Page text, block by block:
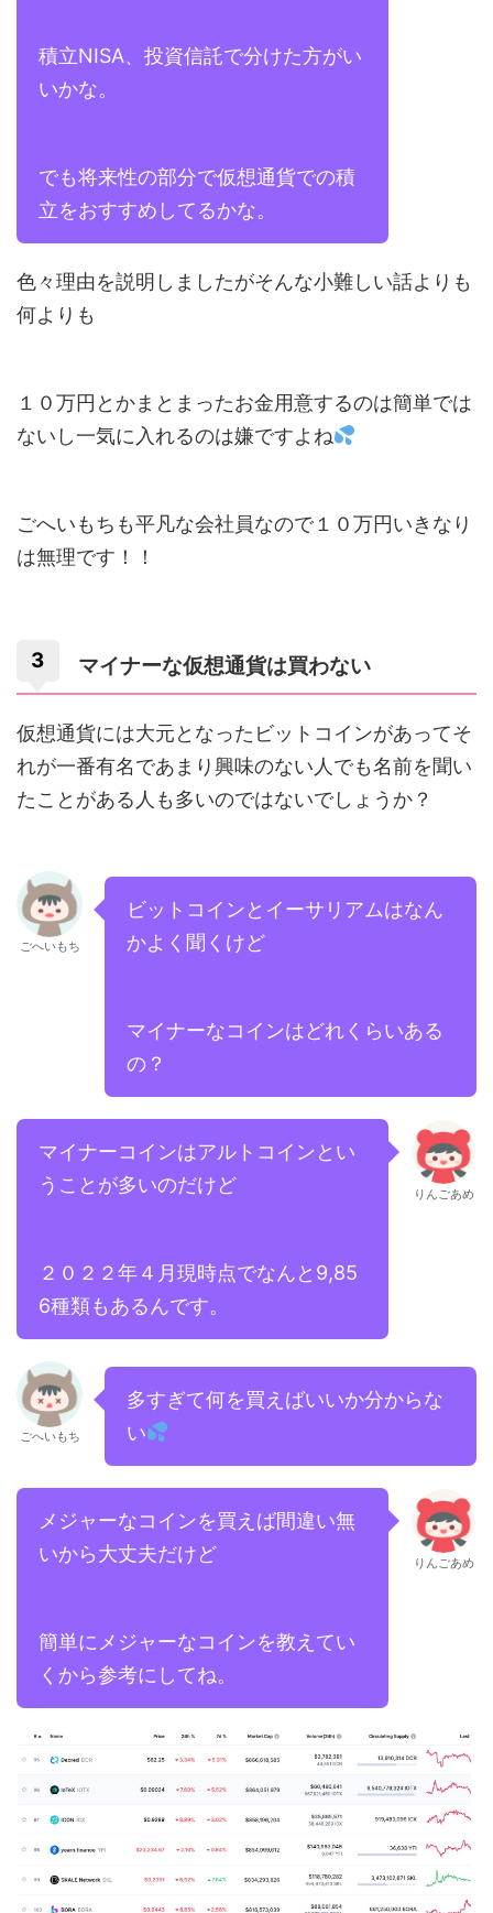
積立NISA、投資信託で分けた方がい
いかな。
でも将来性の部分で仮想通貨での積
立をおすすめしてるかな。
色々理由を説明しましたがそんな小難しい話よりも
何よりも
１０万円とかまとまったお金用意するのは簡単では
ないし一気に入れるのは嫌ですよね
ごへいもちも平凡な会社員なので１０万円いきなり
は無理です！！
マイナーな仮想通貨は買わない
仮想通貨には大元となったビットコインがあってそ
れが一番有名であまり興味のない人でも名前を聞い
たことがある人も多いのではないでしょうか？
ごへいもち
ビットコインとイーサリアムはなん
かよく聞くけど
マイナーなコインはどれくらいある
の？
マイナーコインはアルトコインとい
うことが多いのだけど
２０２２年４月現時点でなんと9,85
6種類もあるんです。
りんごあめ
ごへいもち
多すぎて何を買えばいいか分からな
い
メジャーなコインを買えば間違い無
いから大丈夫だけど
簡単にメジャーなコインを教えてい
くから参考にしてね。
りんごあめ